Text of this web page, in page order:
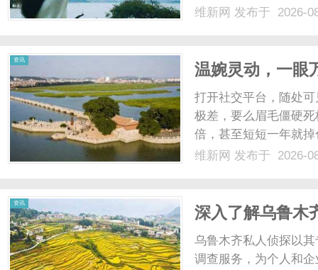
公司）旗下的AC国际
维新网 发布于 2026-
资讯
温婉灵动，一眼
整张脸的点睛之
打开社交平台，随处
极差，要么眉毛僵硬
倍，甚至短短一年就
不是款式不好看，而
维新网 发布于 2026-
资讯
深入了解乌鲁木
乌鲁木齐私人侦探以
调查服务，为个人和